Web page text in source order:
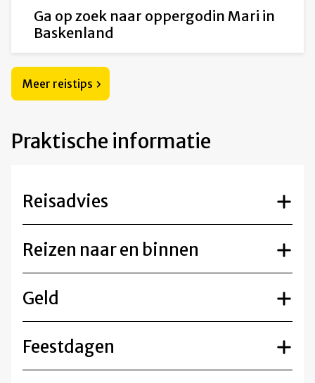
Ga op zoek naar oppergodin Mari in
Baskenland
Meer reistips
Praktische informatie
Reisadvies
Reizen naar en binnen
Geld
Feestdagen